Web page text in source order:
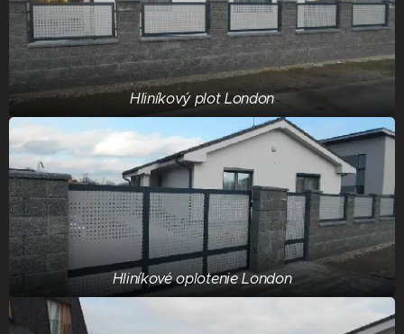
Hliníkový plot London
Hliníkové oplotenie London